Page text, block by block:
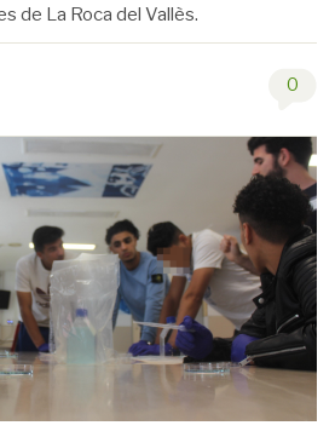
de La Roca del Vallès.
0